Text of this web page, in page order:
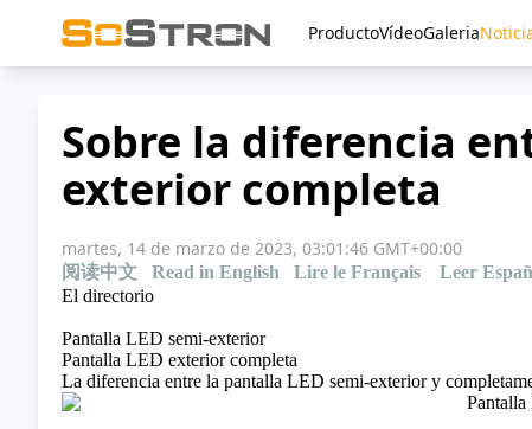
ProductoVídeoGaleria
Sobre la diferencia
exterior completa
martes, 14 de marzo de 2023, 03:01:46 GMT+00:00
阅读中文 Read in English Lire le Français Leer
El directorio
Pantalla LED semi-exterior
Pantalla LED exterior completa
La diferencia entre la pantalla LED semi-exterior y